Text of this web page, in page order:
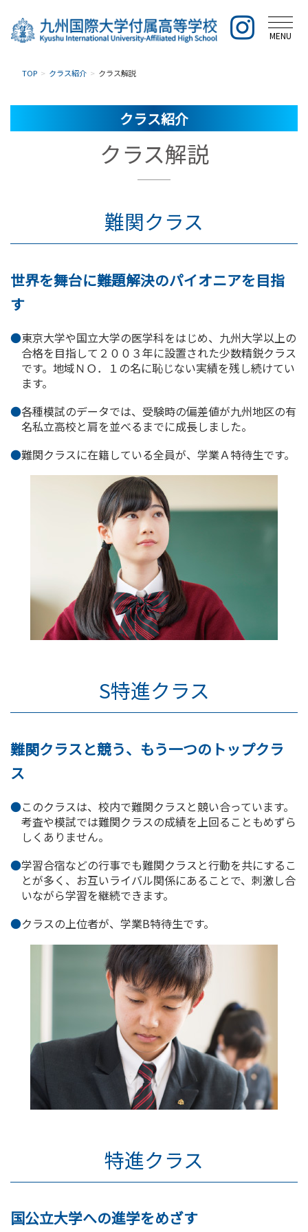
MENU
TOP クラス紹介 クラス解説
クラス紹介
クラス解説
難関クラス
世界を舞台に難題解決のパイオニアを目指
す
東京大学や国立大学の医学科をはじめ、九州大学以上の
合格を目指して２００３年に設置された少数精鋭クラス
です。地域ＮＯ．１の名に恥じない実績を残し続けてい
ます。
各種模試のデータでは、受験時の偏差値が九州地区の有
名私立高校と肩を並べるまでに成長しました。
難関クラスに在籍している全員が、学業Ａ特待生です。
S特進クラス
難関クラスと競う、もう一つのトップクラ
ス
このクラスは、校内で難関クラスと競い合っています。
考査や模試では難関クラスの成績を上回ることもめずら
しくありません。
学習合宿などの行事でも難関クラスと行動を共にするこ
とが多く、お互いライバル関係にあることで、刺激し合
いながら学習を継続できます。
クラスの上位者が、学業B特待生です。
特進クラス
国公立大学への進学をめざす